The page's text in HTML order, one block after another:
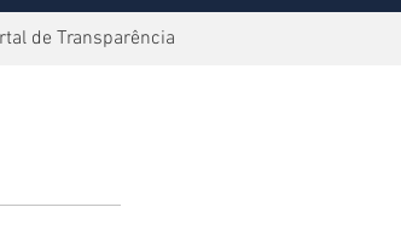
de Transparência